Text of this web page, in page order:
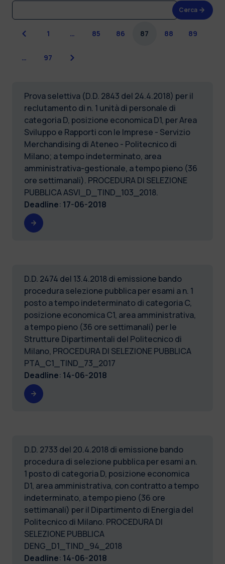
Cerca
Previous
1 … 85 86 87 88 89
… 97 Next
Prova selettiva (D.D. 2843 del 24.4.2018) per il
reclutamento di n. 1 unità di personale di
categoria D, posizione economica D1, per Area
Sviluppo e Rapporti con le Imprese - Servizio
Merchandising di Ateneo - Politecnico di
Milano; a tempo indeterminato, area
amministrativa-gestionale, a tempo pieno (36
ore settimanali). PROCEDURA DI SELEZIONE
PUBBLICA ASVI_D_TIND_103_2018.
Deadline: 17-06-2018
D.D. 2474 del 13.4.2018 di emissione bando
procedura selezione pubblica per esami a n. 1
posto a tempo indeterminato di categoria C,
posizione economica C1, area amministrativa,
a tempo pieno (36 ore settimanali) per le
Strutture Dipartimentali del Politecnico di
Milano, PROCEDURA DI SELEZIONE PUBBLICA
PTA_C1_TIND_73_2017
Deadline: 14-06-2018
D.D. 2733 del 20.4.2018 di emissione bando
procedura di selezione pubblica per esami a n.
1 posto di categoria D, posizione economica
D1, area amministrativa, con contratto a tempo
indeterminato, a tempo pieno (36 ore
settimanali) per il Dipartimento di Energia del
Politecnico di Milano. PROCEDURA DI
SELEZIONE PUBBLICA
DENG_D1_TIND_94_2018
Deadline: 14-06-2018